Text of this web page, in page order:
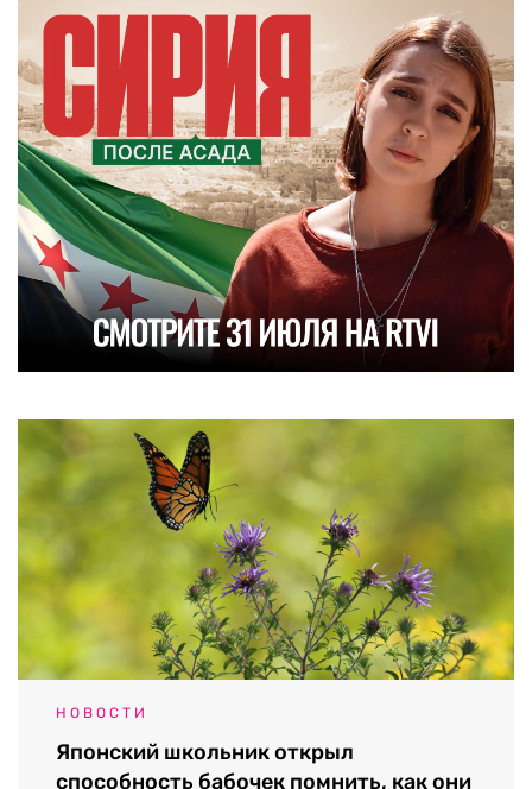
НОВОСТИ
Японский школьник открыл
способность бабочек помнить, как они